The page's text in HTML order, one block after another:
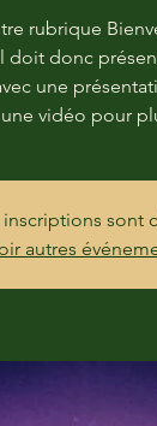
rubrique
doit donc
une
vidéo pour
inscriptions sont
autres